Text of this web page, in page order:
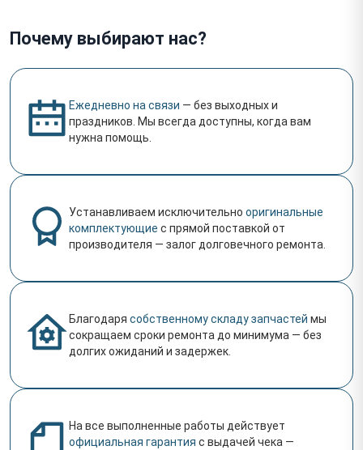
Почему выбирают нас?
Ежедневно на связи — без выходных и
праздников. Мы всегда доступны, когда вам
нужна помощь.
Устанавливаем исключительно оригинальные
комплектующие с прямой поставкой от
производителя — залог долговечного ремонта.
Благодаря собственному складу запчастей мы
сокращаем сроки ремонта до минимума — без
долгих ожиданий и задержек.
На все выполненные работы действует
официальная гарантия с выдачей чека —